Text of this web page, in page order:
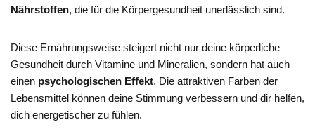
Nährstoffen, die für die Körpergesundheit unerlässlich sind.
Diese Ernährungsweise steigert nicht nur deine körperliche
Gesundheit durch Vitamine und Mineralien, sondern hat auch
einen psychologischen Effekt. Die attraktiven Farben der
Lebensmittel können deine Stimmung verbessern und dir helfen,
dich energetischer zu fühlen.